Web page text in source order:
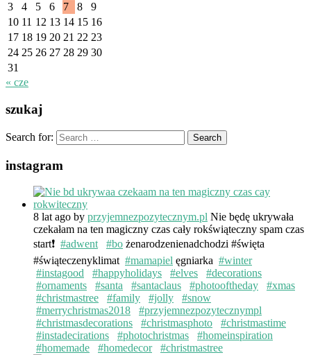
3
4 5 6 7 8
9
10 11 12 13 14 15 16
17 18 19 20 21 22 23
24 25 26 27 28 29 30
31
« cze
szukaj
Search for:
instagram
8 lat ago by przyjemnezpozytecznym.pl Nie będę ukrywała
czekałam na ten magiczny czas cały rokświąteczny spam czas
start❗️ #adwent #bo żenarodzenienadchodzi #święta
#świąteczenyklimat #mamapiel ęgniarka #winter
#instagood
#happyholidays #elves
#decorations
#ornaments
#santa #santaclaus #photooftheday
#xmas
#christmastree
#family #jolly
#snow
#merrychristmas2018
#przyjemnezpozytecznympl
#christmasdecorations
#christmasphoto
#christmastime
#instadecirations
#photochristmas
#homeinspiration
#homemade
#homedecor #christmastree